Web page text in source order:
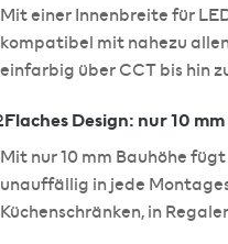
Mit einer Innenbreite für
kompatibel mit nahezu
einfarbig über CCT bis hin
Flaches Design: nur 10 mm
Mit nur 10 mm Bauhöhe
unauffällig in jede
Küchenschränken, in